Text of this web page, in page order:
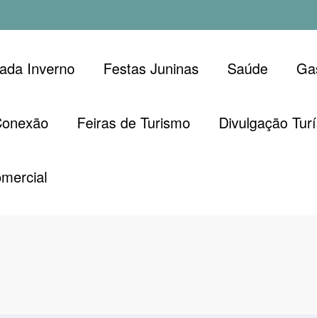
Inverno Festas Juninas Saúde
Feiras de Turismo Divulgação